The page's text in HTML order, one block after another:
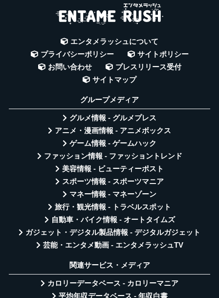
エンタメラッシュについて
プライバシーポリシー
サイトポリシー
お問い合わせ
プレスリリース受付
サイトマップ
グループメディア
グルメ情報 - グルメプレス
アニメ・漫画情報 - アニメボックス
ゲーム情報 - ゲームハック
ファッション情報 - ファッショントレンド
美容情報 - ビューティーポスト
スポーツ情報 - スポーツマニア
マネー情報 - マネーゾーン
旅行・観光情報 - トラベルスポット
自動車・バイク情報 - オートタイムズ
ガジェット・デジタル製品情報 - デジタルガジェット
芸能・エンタメ動画 - エンタメラッシュTV
関連サービス・メディア
カロリーデータベース - カロリーマニア
平均年収データベース - 年収白書